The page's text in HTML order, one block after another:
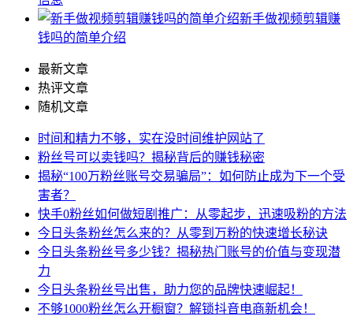
新手做视频剪辑赚
钱吗的简单介绍
最新文章
热评文章
随机文章
时间和精力不够，实在没时间维护网站了
粉丝号可以卖钱吗？揭秘背后的赚钱秘密
揭秘“100万粉丝账号交易骗局”：如何防止成为下一个受
害者？
快手0粉丝如何做短剧推广：从零起步，迅速吸粉的方法
今日头条粉丝怎么来的？从零到万粉的快速增长秘诀
今日头条粉丝号多少钱？揭秘热门账号的价值与变现潜
力
今日头条粉丝号出售，助力您的品牌快速崛起！
不够1000粉丝怎么开橱窗？解锁抖音电商新机会！